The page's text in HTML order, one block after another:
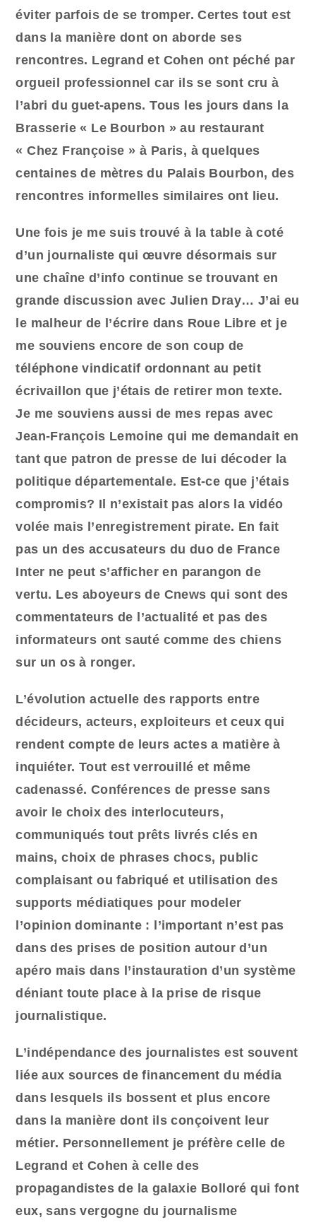
éviter parfois de se tromper. Certes tout est
dans la manière dont on aborde ses
rencontres. Legrand et Cohen ont péché par
orgueil professionnel car ils se sont cru à
l’abri du guet-apens. Tous les jours dans la
Brasserie « Le Bourbon » au restaurant
« Chez Françoise » à Paris, à quelques
centaines de mètres du Palais Bourbon, des
rencontres informelles similaires ont lieu.
Une fois je me suis trouvé à la table à coté
d’un journaliste qui œuvre désormais sur
une chaîne d’info continue se trouvant en
grande discussion avec Julien Dray… J’ai eu
le malheur de l’écrire dans Roue Libre et je
me souviens encore de son coup de
téléphone vindicatif ordonnant au petit
écrivaillon que j’étais de retirer mon texte.
Je me souviens aussi de mes repas avec
Jean-François Lemoine qui me demandait en
tant que patron de presse de lui décoder la
politique départementale. Est-ce que j’étais
compromis? Il n’existait pas alors la vidéo
volée mais l’enregistrement pirate. En fait
pas un des accusateurs du duo de France
Inter ne peut s’afficher en parangon de
vertu. Les aboyeurs de Cnews qui sont des
commentateurs de l’actualité et pas des
informateurs ont sauté comme des chiens
sur un os à ronger.
L’évolution actuelle des rapports entre
décideurs, acteurs, exploiteurs et ceux qui
rendent compte de leurs actes a matière à
inquiéter. Tout est verrouillé et même
cadenassé. Conférences de presse sans
avoir le choix des interlocuteurs,
communiqués tout prêts livrés clés en
mains, choix de phrases chocs, public
complaisant ou fabriqué et utilisation des
supports médiatiques pour modeler
l’opinion dominante : l’important n’est pas
dans des prises de position autour d’un
apéro mais dans l’instauration d’un système
déniant toute place à la prise de risque
journalistique.
L’indépendance des journalistes est souvent
liée aux sources de financement du média
dans lesquels ils bossent et plus encore
dans la manière dont ils conçoivent leur
métier. Personnellement je préfère celle de
Legrand et Cohen à celle des
propagandistes de la galaxie Bolloré qui font
eux, sans vergogne du journalisme